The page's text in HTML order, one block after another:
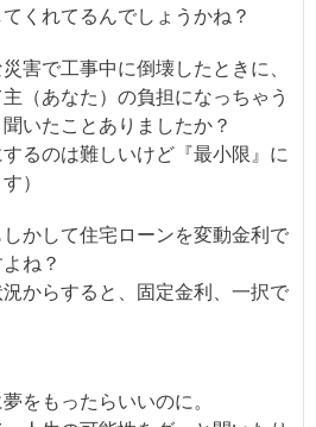
くれてるんでしょうかね？
害で工事中に倒壊したときに、
（あなた）の負担になっちゃう
いたことありましたか？
するのは難しいけど『最小限』に
）
かして住宅ローンを変動金利で
ね？
況からすると、固定金利、一択で
をもったらいいのに。